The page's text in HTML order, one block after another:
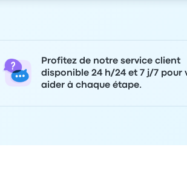
Profitez de notre service client
disponible 24 h/24 et 7 j/7 pour
aider à chaque étape.